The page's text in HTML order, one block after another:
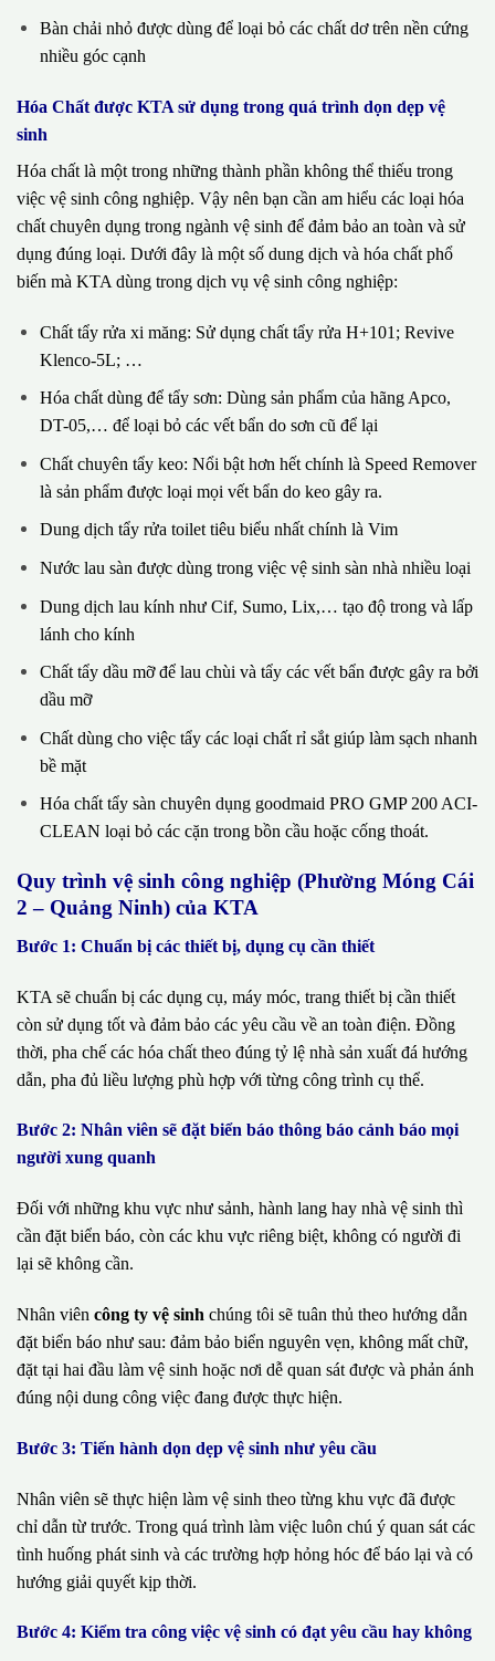
Bàn chải nhỏ được dùng để loại bỏ các chất dơ trên nền cứng
nhiều góc cạnh
Hóa Chất được KTA sử dụng trong quá trình dọn dẹp vệ
sinh
Hóa chất là một trong những thành phần không thể thiếu trong
việc vệ sinh công nghiệp. Vậy nên bạn cần am hiểu các loại hóa
chất chuyên dụng trong ngành vệ sinh để đảm bảo an toàn và sử
dụng đúng loại. Dưới đây là một số dung dịch và hóa chất phổ
biến mà KTA dùng trong dịch vụ vệ sinh công nghiệp:
Chất tẩy rửa xi măng: Sử dụng chất tẩy rửa H+101; Revive
Klenco-5L; …
Hóa chất dùng để tẩy sơn: Dùng sản phẩm của hãng Apco,
DT-05,… để loại bỏ các vết bẩn do sơn cũ để lại
Chất chuyên tẩy keo: Nổi bật hơn hết chính là Speed Remover
là sản phẩm được loại mọi vết bẩn do keo gây ra.
Dung dịch tẩy rửa toilet tiêu biểu nhất chính là Vim
Nước lau sàn được dùng trong việc vệ sinh sàn nhà nhiều loại
Dung dịch lau kính như Cif, Sumo, Lix,… tạo độ trong và lấp
lánh cho kính
Chất tẩy dầu mỡ để lau chùi và tẩy các vết bẩn được gây ra bởi
dầu mỡ
Chất dùng cho việc tẩy các loại chất rỉ sắt giúp làm sạch nhanh
bề mặt
Hóa chất tẩy sàn chuyên dụng goodmaid PRO GMP 200 ACI-
CLEAN loại bỏ các cặn trong bồn cầu hoặc cống thoát.
Quy trình vệ sinh công nghiệp (Phường Móng Cái
2 – Quảng Ninh) của KTA
Bước 1: Chuẩn bị các thiết bị, dụng cụ cần thiết
KTA sẽ chuẩn bị các dụng cụ, máy móc, trang thiết bị cần thiết
còn sử dụng tốt và đảm bảo các yêu cầu về an toàn điện. Đồng
thời, pha chế các hóa chất theo đúng tỷ lệ nhà sản xuất đá hướng
dẫn, pha đủ liều lượng phù hợp với từng công trình cụ thể.
Bước 2: Nhân viên sẽ đặt biển báo thông báo cảnh báo mọi
người xung quanh
Đối với những khu vực như sảnh, hành lang hay nhà vệ sinh thì
cần đặt biển báo, còn các khu vực riêng biệt, không có người đi
lại sẽ không cần.
Nhân viên công ty vệ sinh chúng tôi sẽ tuân thủ theo hướng dẫn
đặt biển báo như sau: đảm bảo biển nguyên vẹn, không mất chữ,
đặt tại hai đầu làm vệ sinh hoặc nơi dễ quan sát được và phản ánh
đúng nội dung công việc đang được thực hiện.
Bước 3: Tiến hành dọn dẹp vệ sinh như yêu cầu
Nhân viên sẽ thực hiện làm vệ sinh theo từng khu vực đã được
chỉ dẫn từ trước. Trong quá trình làm việc luôn chú ý quan sát các
tình huống phát sinh và các trường hợp hỏng hóc để báo lại và có
hướng giải quyết kịp thời.
Bước 4: Kiểm tra công việc vệ sinh có đạt yêu cầu hay không